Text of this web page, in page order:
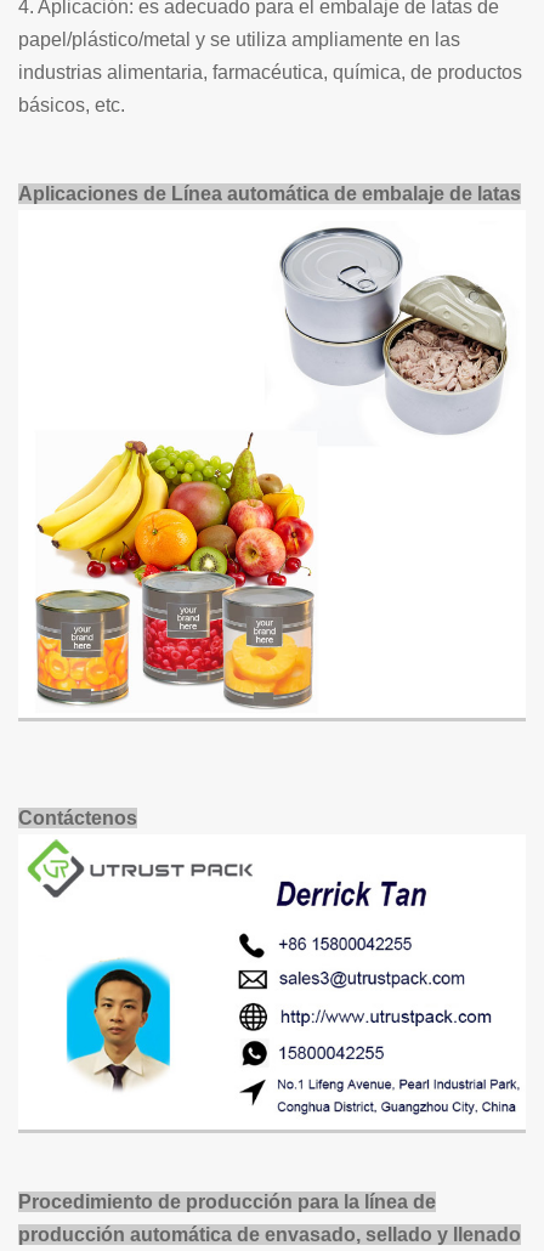
4. Aplicación: es adecuado para el embalaje de latas de
papel/plástico/metal y se utiliza ampliamente en las
industrias alimentaria, farmacéutica, química, de productos
básicos, etc.
Aplicaciones de Línea automática de embalaje de latas
Contáctenos
Procedimiento de producción para la línea de
producción automática de envasado, sellado y llenado